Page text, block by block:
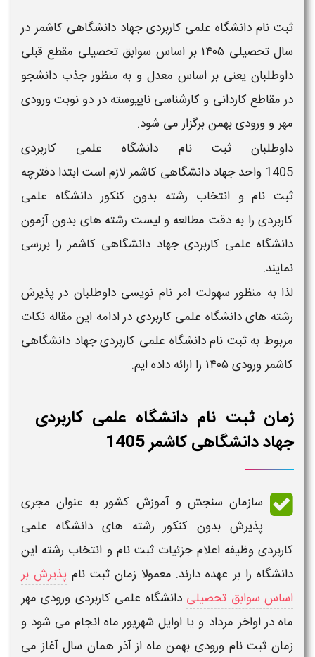
ثبت نام دانشگاه علمی کاربردی جهاد دانشگاهی کاشمر در
سال تحصیلی ۱۴۰۵
بر اساس سوابق تحصیلی مقطع قبلی
داوطلبان یعنی بر اساس معدل و به منظور جذب دانشجو
در مقاطع کاردانی و کارشناسی ناپیوسته در دو نوبت ورودی
مهرو ورودیبهمنبرگزار می شود.
داوطلبانثبت نام دانشگاه علمی کاربردی
1405 واحد جهاد دانشگاهی کاشمرلازم است ابتدا دفترچه
ثبت نام و انتخاب رشته بدون کنکور دانشگاه علمی
کاربردیرا به دقت مطالعه ولیست رشته های بدون آزمون
دانشگاه علمی کاربردیجهاد دانشگاهی کاشمر را بررسی
نمایند.
لذا به منظور سهولت امر نام نویسی داوطلبان در پذیرش
رشته هایدانشگاه علمی کاربردی در ادامه این مقاله نکات
مربوط بهثبت نام دانشگاه علمی کاربردیجهاد دانشگاهی
کاشمرورودی ۱۴۰۵ را ارائه داده ایم.
زمان ثبت نام دانشگاه علمی کاربردی
جهاد دانشگاهی کاشمر 1405
سازمان سنجش و آموزش کشور به عنوان مجری
پذیرش بدون کنکور رشته های دانشگاه علمی
کاربردی وظیفه اعلام جزئیات ثبت نام و انتخاب رشته این
دانشگاه را بر عهده دارند. معمولا زمان ثبت نام پذیرش بر
اساس سوابق تحصیلی دانشگاه علمی کاربردی ورودی مهر
ماه در اواخر مرداد و یا اوایل شهریور ماه انجام می شود و
زمان ثبت نام ورودی بهمن ماه از آذر همان سال آغاز می